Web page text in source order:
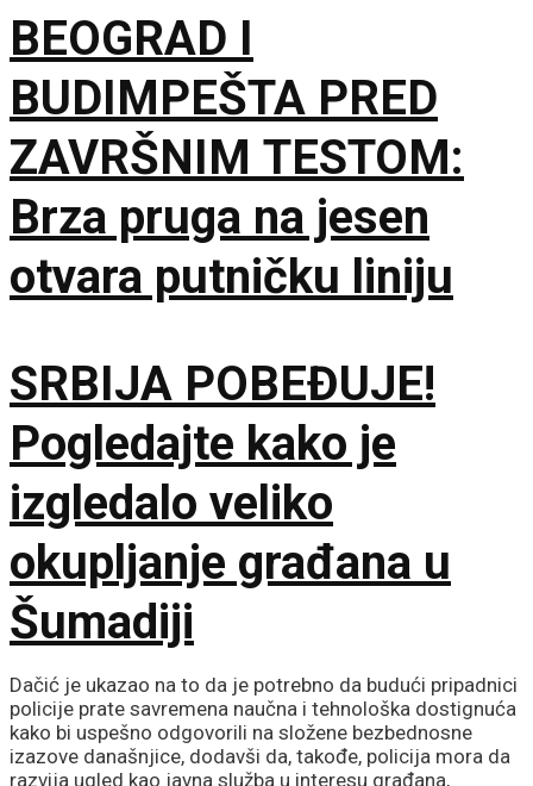
BEOGRAD I
BUDIMPEŠTA PRED
ZAVRŠNIM TESTOM:
Brza pruga na jesen
otvara putničku liniju
SRBIJA POBEĐUJE!
Pogledajte kako je
izgledalo veliko
okupljanje građana u
Šumadiji
Dačić je ukazao na to da je potrebno da budući pripadnici
policije prate savremena naučna i tehnološka dostignuća
kako bi uspešno odgovorili na složene bezbednosne
izazove današnjice, dodavši da, takođe, policija mora da
razvija ugled kao javna služba u interesu građana,